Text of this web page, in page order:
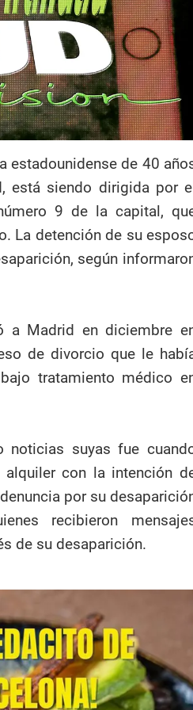
estadounidense de 40
está siendo dirigida por
9 de la capital,
La detención de su
según
a Madrid en diciembre
de divorcio que le
tratamiento médico
noticias suyas fue
con la intención
por su
recibieron
de su desaparición.